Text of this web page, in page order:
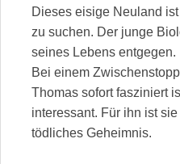
Dieses eisige Neuland
zu suchen. Der junge
seines Lebens entgegen.
Bei einem
Thomas sofort fasziniert
interessant. Für ihn ist
tödliches Geheimnis.